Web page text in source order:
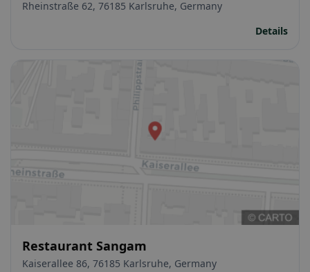
Rheinstraße 62, 76185 Karlsruhe, Germany
Details
Restaurant Sangam
Kaiserallee 86, 76185 Karlsruhe, Germany